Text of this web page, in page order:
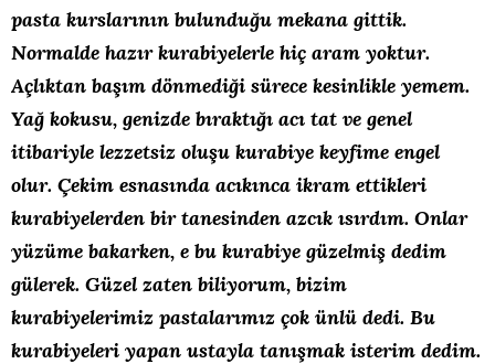
pasta kurslarının bulunduğu mekana gittik.
Normalde hazır kurabiyelerle hiç aram yoktur.
Açlıktan başım dönmediği sürece kesinlikle yemem.
Yağ kokusu, genizde bıraktığı acı tat ve genel
itibariyle lezzetsiz oluşu kurabiye keyfime engel
olur. Çekim esnasında acıkınca ikram ettikleri
kurabiyelerden bir tanesinden azcık ısırdım. Onlar
yüzüme bakarken, e bu kurabiye güzelmiş dedim
gülerek. Güzel zaten biliyorum, bizim
kurabiyelerimiz pastalarımız çok ünlü dedi. Bu
kurabiyeleri yapan ustayla tanışmak isterim dedim.